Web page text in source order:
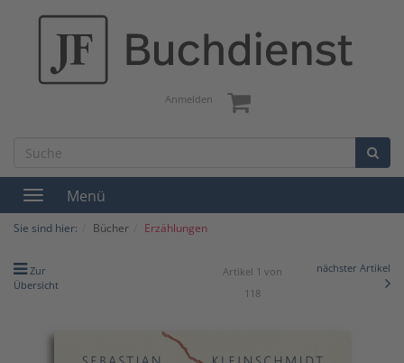
Anmelden
Toggle
navigation
Menü
Sie sind hier: Bücher Erzählungen
Zur
Übersicht
Artikel 1 von
118
nächster Artikel